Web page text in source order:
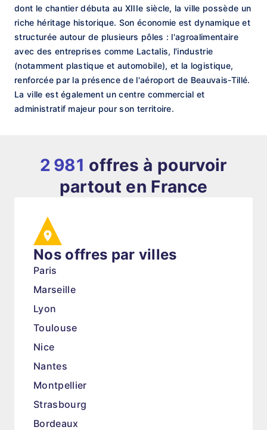
dont le chantier débuta au XIIIe siècle, la ville possède un
riche héritage historique. Son économie est dynamique et
structurée autour de plusieurs pôles : l'agroalimentaire
avec des entreprises comme Lactalis, l'industrie
(notamment plastique et automobile), et la logistique,
renforcée par la présence de l'aéroport de Beauvais-Tillé.
La ville est également un centre commercial et
administratif majeur pour son territoire.
2 981 offres à pourvoir
partout en France
Nos offres par villes
Paris
Marseille
Lyon
Toulouse
Nice
Nantes
Montpellier
Strasbourg
Bordeaux